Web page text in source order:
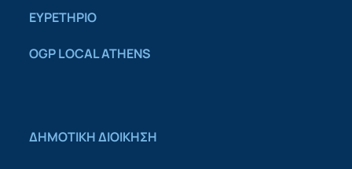
ΕΥΡΕΤΗΡΙΟ
OGP LOCAL ATHENS
ΔΗΜΟΤΙΚΗ ΔΙΟΙΚΗΣΗ